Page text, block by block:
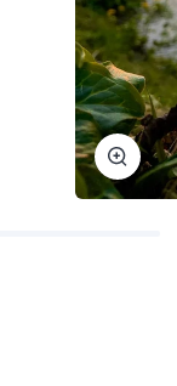
Zoom